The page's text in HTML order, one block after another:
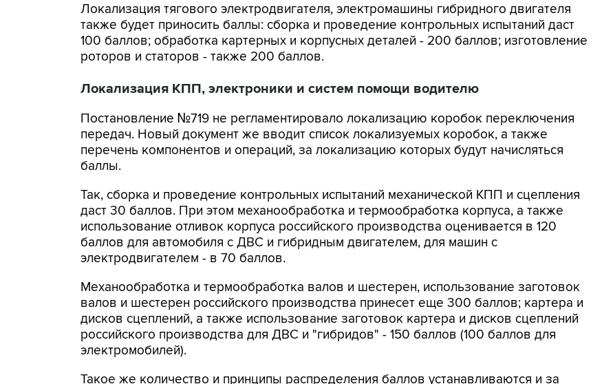
Локализация тягового электродвигателя, электромашины гибридного двигателя
также будет приносить баллы: сборка и проведение контрольных испытаний даст
100 баллов; обработка картерных и корпусных деталей - 200 баллов; изготовление
роторов и статоров - также 200 баллов.
Локализация КПП, электроники и систем помощи водителю
Постановление №719 не регламентировало локализацию коробок переключения
передач. Новый документ же вводит список локализуемых коробок, а также
перечень компонентов и операций, за локализацию которых будут начисляться
баллы.
Так, сборка и проведение контрольных испытаний механической КПП и сцепления
даст 30 баллов. При этом механообработка и термообработка корпуса, а также
использование отливок корпуса российского производства оценивается в 120
баллов для автомобиля с ДВС и гибридным двигателем, для машин с
электродвигателем - в 70 баллов.
Механообработка и термообработка валов и шестерен, использование заготовок
валов и шестерен российского производства принесет еще 300 баллов; картера и
дисков сцеплений, а также использование заготовок картера и дисков сцеплений
российского производства для ДВС и "гибридов" - 150 баллов (100 баллов для
электромобилей).
Такое же количество и принципы распределения баллов устанавливаются и за